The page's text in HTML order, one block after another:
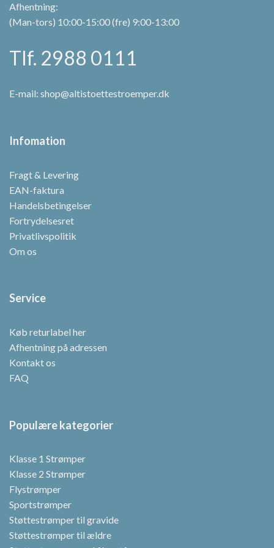
Afhentning:
(Man-tors) 10:00-15:00 (fre) 9:00-13:00
Tlf. 2988 0111
E-mail: shop@altistoettestroemper.dk
Infomation
Fragt & Levering
EAN-faktura
Handelsbetingelser
Fortrydelsesret
Privatlivspolitik
Om os
Service
Køb returlabel her
Afhentning på adressen
Kontakt os
FAQ
Populære kategorier
Klasse 1 Strømper
Klasse 2 Strømper
Flystrømper
Sportstrømper
Støttestrømper til gravide
Støttestrømper til ældre